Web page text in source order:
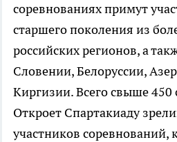
соревнованиях примут
старшего поколения из
российских регионов, а
Словении, Белоруссии,
Киргизии. Всего свыше 450
Откроет Спартакиаду
участников соревнований,